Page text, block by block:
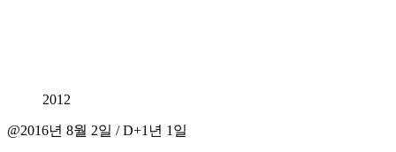
2012
@2016년 8월 2일 / D+1년 1일